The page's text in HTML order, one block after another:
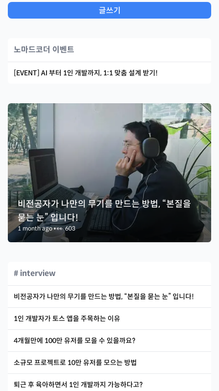
글쓰기
노마드코더 이벤트
[EVENT] AI 부터 1인 개발까지, 1:1 맞춤 설계 받기!
비전공자가 나만의 무기를 만드는 방법, “본질을
묻는 눈” 입니다!
1 month ago•👀603
# interview
비전공자가 나만의 무기를 만드는 방법, “본질을 묻는 눈” 입니다!
1인 개발자가 토스 앱을 주목하는 이유
4개월만에 100만 유저를 모을 수 있을까요?
소규모 프로젝트로 10만 유저를 모으는 방법
퇴근 후 육아하면서 1인 개발까지 가능하다고?